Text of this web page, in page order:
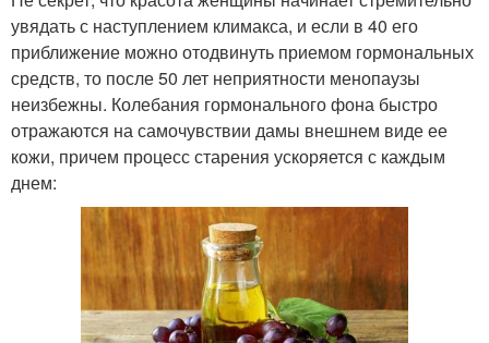
увядать с наступлением климакса, и если в 40 его
приближение можно отодвинуть приемом гормональных
средств, то после 50 лет неприятности менопаузы
неизбежны. Колебания гормонального фона быстро
отражаются на самочувствии дамы внешнем виде ее
кожи, причем процесс старения ускоряется с каждым
днем: